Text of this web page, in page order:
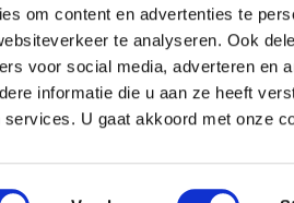
om content en advertenties te
te analyseren. Ook
voor social media, adverteren en
informatie die u aan ze heeft
services. U gaat akkoord met onze
& privacy